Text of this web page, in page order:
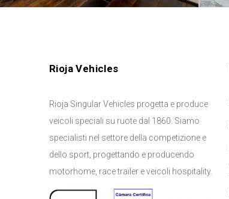
Rioja Vehicles
Rioja Singular Vehicles progetta e produce
veicoli speciali su ruote dal 1860. Siamo
specialisti nel settore della competizione e
dello sport, progettando e producendo
motorhome, race trailer e veicoli hospitality.